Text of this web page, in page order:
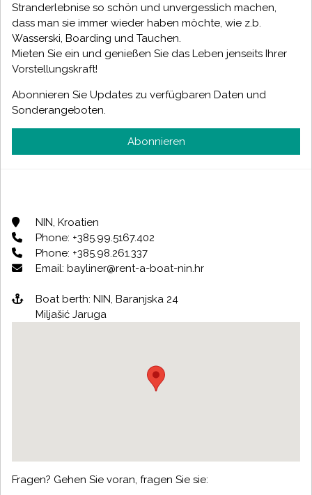
Stranderlebnise so schön und unvergesslich machen,
dass man sie immer wieder haben möchte, wie z.b.
Wasserski, Boarding und Tauchen.
Mieten Sie ein und genießen Sie das Leben jenseits Ihrer
Vorstellungskraft!
Abonnieren Sie Updates zu verfügbaren Daten und
Sonderangeboten.
Abonnieren
NIN, Kroatien
Phone: +385.99.5167.402
Phone: +385.98.261.337
Email: bayliner@rent-a-boat-nin.hr
Boat berth: NIN, Baranjska 24
Miljašić Jaruga
Fragen? Gehen Sie voran, fragen Sie sie: